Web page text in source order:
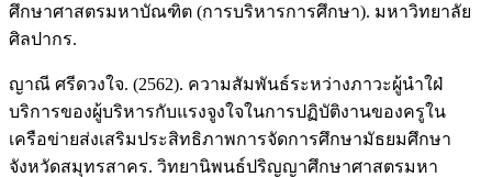
ศึกษาศาสตรมหาบัณฑิต (การบริหารการศึกษา). มหาวิทยาลัย
ศิลปากร.
ญาณี ศรีดวงใจ. (2562). ความสัมพันธ์ระหว่างภาวะผู้นำใฝ่
บริการของผู้บริหารกับแรงจูงใจในการปฏิบัติงานของครูใน
เครือข่ายส่งเสริมประสิทธิภาพการจัดการศึกษามัธยมศึกษา
จังหวัดสมุทรสาคร. วิทยานิพนธ์ปริญญาศึกษาศาสตรมหา